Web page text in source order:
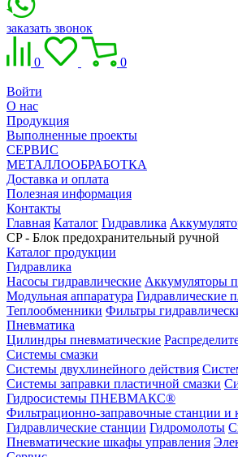
заказать звонок
0 0
Войти
О нас
Продукция
Выполненные проекты
СЕРВИС
МЕТАЛЛООБРАБОТКА
Доставка и оплата
Полезная информация
Контакты
Главная Каталог Гидравлика
CP - Блок предохранительный ручной
Каталог продукции
Гидравлика
Насосы гидравлические Аккумуляторы
Модульная аппаратура Гидравлические
Теплообменники Фильтры
Пневматика
Цилиндры пневматические
Системы смазки
Системы двухлинейного действия
Системы заправки пластичной смазки
Гидросистемы ПНЕВМАКС®
Фильтрационно-заправочные станции и
Гидравлические станции Гидромолоты
Пневматические шкафы управления